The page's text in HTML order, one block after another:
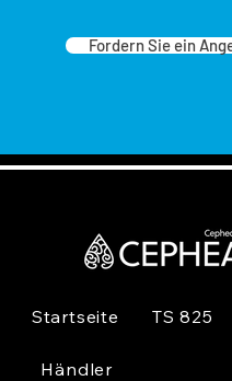
Fordern Sie ein
Startseite TS 825
Händler